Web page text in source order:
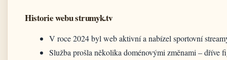
Historie webu strumyk.tv
V roce 2024 byl web aktivní a nabízel sportovní
Služba prošla několika doménovými změnami – dříve